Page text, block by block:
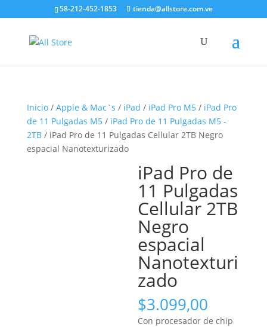
58-212-452-1853 tienda@allstore.com.ve
Inicio/ Apple & Mac`s / iPad / iPad Pro M5/ iPad Pro
de 11 Pulgadas M5/ iPad Pro de 11 Pulgadas M5 -
2TB/ iPad Pro de 11 Pulgadas Cellular 2TB Negro
espacial Nanotexturizado
iPad Pro de
11 Pulgadas
Cellular 2TB
Negro
espacial
Nanotexturi
zado
$3.099,00
Con procesador de chip